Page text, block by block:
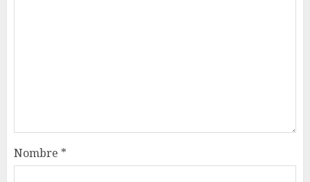
Nombre *